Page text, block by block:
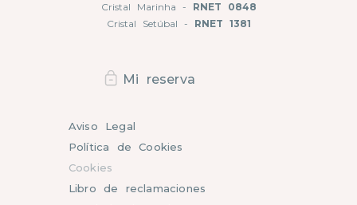
Cristal Marinha - RNET 0848
Cristal Setúbal - RNET 1381
Aviso Legal
Política de Cookies
Cookies
Libro de reclamaciones
Mi reserva